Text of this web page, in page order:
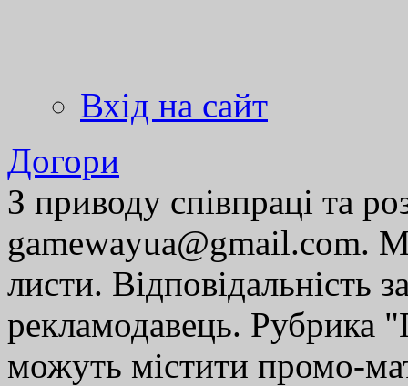
Вхід на сайт
Догори
З приводу співпраці та
gamewayua@gmail.com.
листи. Відповідальність
рекламодавець. Рубрика
можуть містити промо-